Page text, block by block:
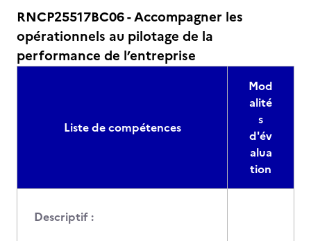
RNCP25517BC06 - Accompagner les
opérationnels au pilotage de la
performance de l’entreprise
Liste de compétences
Mod
alité
s
d'év
alua
tion
Descriptif :